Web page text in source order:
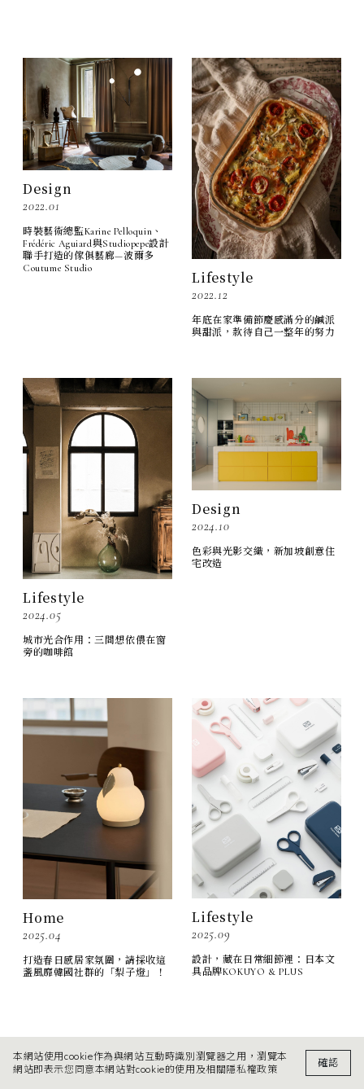
本網站使用cookie作為與網站互動時識別瀏覽器之用，瀏覽本
網站即表示您同意本網站對cookie的使用及相關隱私權政策
確認
Design
2022.01
時裝藝術總監Karine Pelloquin、
Frédéric Aguiard與Studiopepe設計
聯手打造的傢俱藝廊—波爾多
Coutume Studio
Lifestyle
2022.12
年底在家準備節慶感滿分的鹹派
與甜派，款待自己一整年的努力
Lifestyle
2024.05
城市光合作用：三間想依偎在窗
旁的咖啡館
Design
2024.10
色彩與光影交織，新加坡創意住
宅改造
Home
2025.04
打造春日感居家氛圍，請採收這
盞風靡韓國社群的「梨子燈」！
Lifestyle
2025.09
設計，藏在日常細節裡：日本文
具品牌KOKUYO & PLUS